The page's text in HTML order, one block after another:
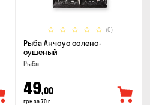
(0)
Рыба Анчоус солено-
сушеный
Рыба
49,00
грн за 70 г